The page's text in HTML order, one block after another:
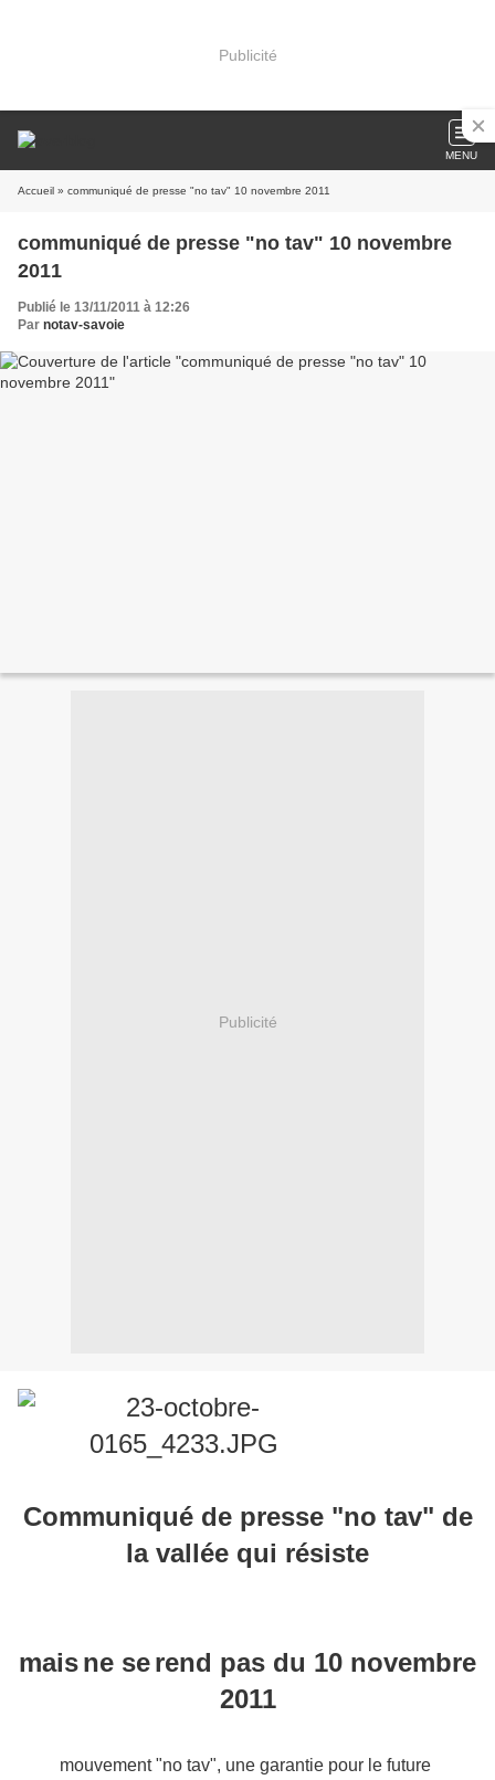
Publicité
MENU
Accueil » communiqué de presse "no tav" 10 novembre 2011
communiqué de presse "no tav" 10 novembre
2011
Publié le 13/11/2011 à 12:26
Par notav-savoie
Publicité
Communiqué de presse "no tav" de
la vallée qui résiste
maisne serend pas du 10 novembre
2011
mouvement "no tav", une garantie pour le future